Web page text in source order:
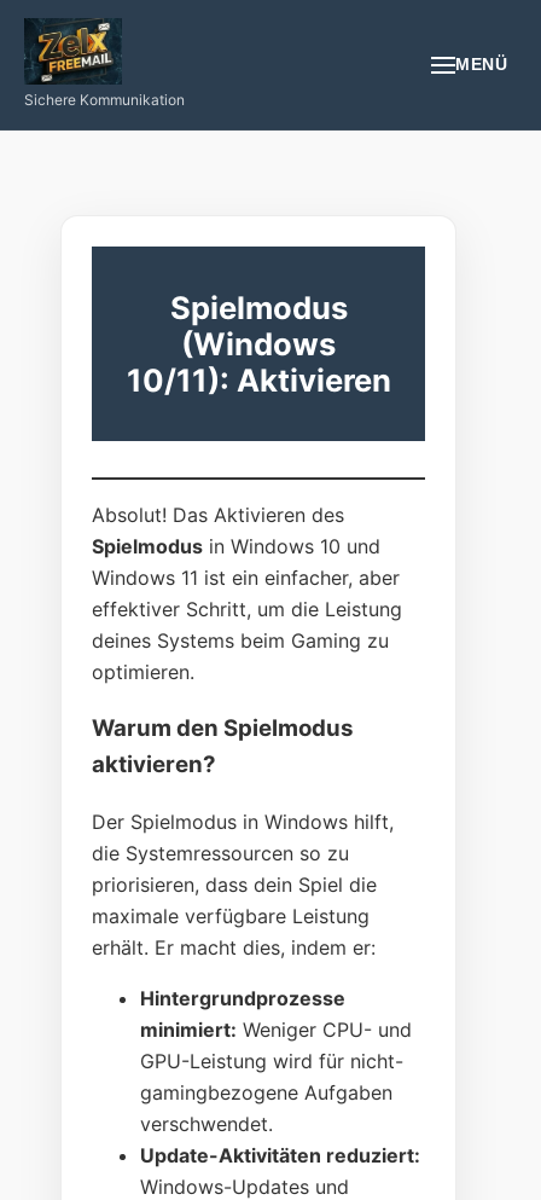
Sichere Kommunikation
MENÜ
PROGRAMIEREN/INTERNET/SMARTPHONE
Spielmodus
(Windows
10/11): Aktivieren
Absolut! Das Aktivieren des
Spielmodus in Windows 10 und
Windows 11 ist ein einfacher, aber
effektiver Schritt, um die Leistung
deines Systems beim Gaming zu
optimieren.
Warum den Spielmodus
aktivieren?
Der Spielmodus in Windows hilft,
die Systemressourcen so zu
priorisieren, dass dein Spiel die
maximale verfügbare Leistung
erhält. Er macht dies, indem er:
Hintergrundprozesse
minimiert: Weniger CPU- und
GPU-Leistung wird für nicht-
gamingbezogene Aufgaben
verschwendet.
Update-Aktivitäten reduziert:
Windows-Updates und